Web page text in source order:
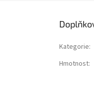
Kategorie:
Hmotnost: